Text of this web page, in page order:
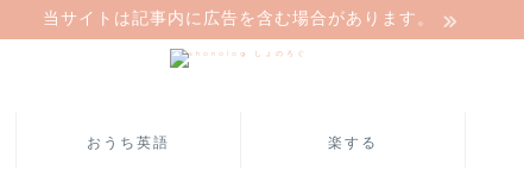
当サイトは記事内に広告を含む場合があります。
おうち英語 楽する